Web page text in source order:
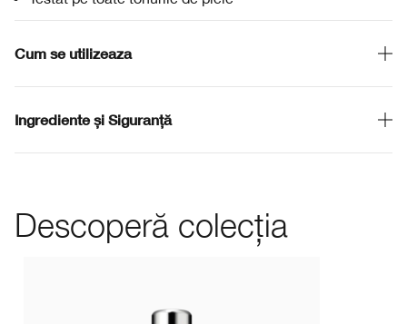
Cum se utilizeaza
Ingrediente și Siguranță
Descoperă colecția